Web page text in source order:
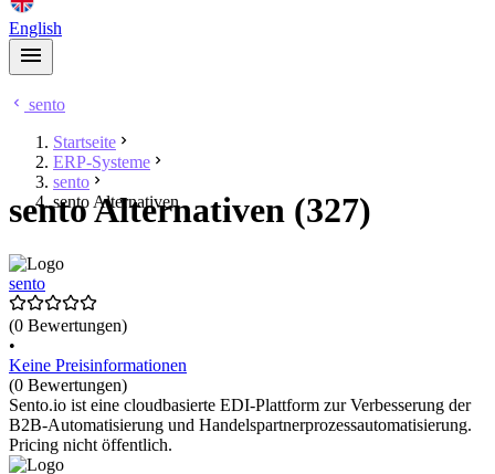
English
sento
Startseite
ERP-Systeme
sento
sento Alternativen
sento Alternativen (327)
sento
(0 Bewertungen)
•
Keine Preisinformationen
(0 Bewertungen)
Sento.io ist eine cloudbasierte EDI-Plattform zur Verbesserung der
B2B-Automatisierung und Handelspartnerprozessautomatisierung.
Pricing nicht öffentlich.